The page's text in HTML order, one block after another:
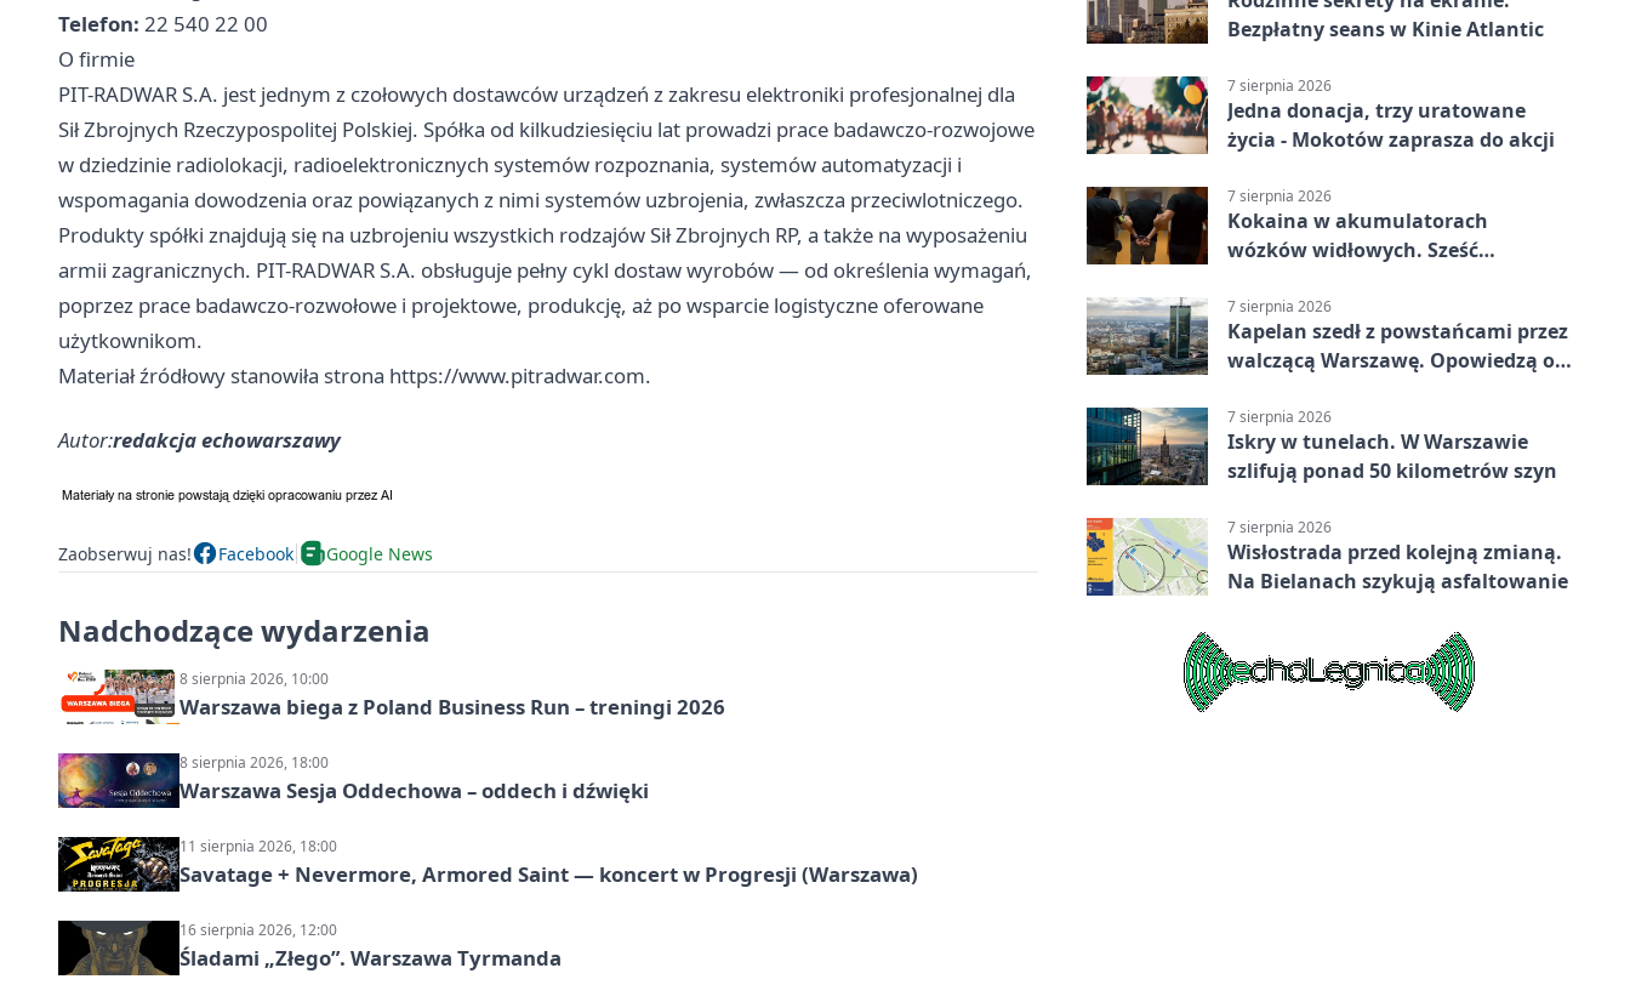
Telefon: 22 540 22 00
O firmie
PIT-RADWAR S.A. jest jednym z czołowych dostawców urządzeń z zakresu elektroniki profesjonalnej dla
Sił Zbrojnych Rzeczypospolitej Polskiej. Spółka od kilkudziesięciu lat prowadzi prace badawczo-rozwojowe
w dziedzinie radiolokacji, radioelektronicznych systemów rozpoznania, systemów automatyzacji i
wspomagania dowodzenia oraz powiązanych z nimi systemów uzbrojenia, zwłaszcza przeciwlotniczego.
Produkty spółki znajdują się na uzbrojeniu wszystkich rodzajów Sił Zbrojnych RP, a także na wyposażeniu
armii zagranicznych. PIT-RADWAR S.A. obsługuje pełny cykl dostaw wyrobów — od określenia wymagań,
poprzez prace badawczo-rozwołowe i projektowe, produkcję, aż po wsparcie logistyczne oferowane
użytkownikom.
Materiał źródłowy stanowiła strona https://www.pitradwar.com.
Autor:redakcja echowarszawy
Zaobserwuj nas! Facebook Google News
Nadchodzące wydarzenia
8 sierpnia 2026, 10:00
Warszawa biega z Poland Business Run – treningi 2026
8 sierpnia 2026, 18:00
Warszawa Sesja Oddechowa – oddech i dźwięki
11 sierpnia 2026, 18:00
Savatage + Nevermore, Armored Saint — koncert w Progresji (Warszawa)
16 sierpnia 2026, 12:00
Śladami „Złego”. Warszawa Tyrmanda
Bezpłatny seans w Kinie Atlantic
7 sierpnia 2026
Jedna donacja, trzy uratowane
życia - Mokotów zaprasza do akcji
7 sierpnia 2026
Kokaina w akumulatorach
wózków widłowych. Sześć
województwach
7 sierpnia 2026
Kapelan szedł z powstańcami przez
walczącą Warszawę. Opowiedzą o
7 sierpnia 2026
Iskry w tunelach. W Warszawie
szlifują ponad 50 kilometrów szyn
7 sierpnia 2026
Wisłostrada przed kolejną zmianą.
Na Bielanach szykują asfaltowanie